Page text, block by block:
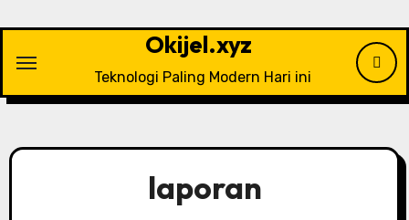
content
Okijel.xyz
Teknologi Paling Modern Hari ini
laporan